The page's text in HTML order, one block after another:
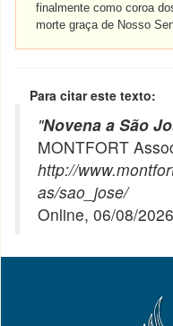
finalmente como coroa
morte graça de Nosso
Para citar este texto:
"Novena a São
MONTFORT
http://
as/sao_jose/
Online, 06/08/